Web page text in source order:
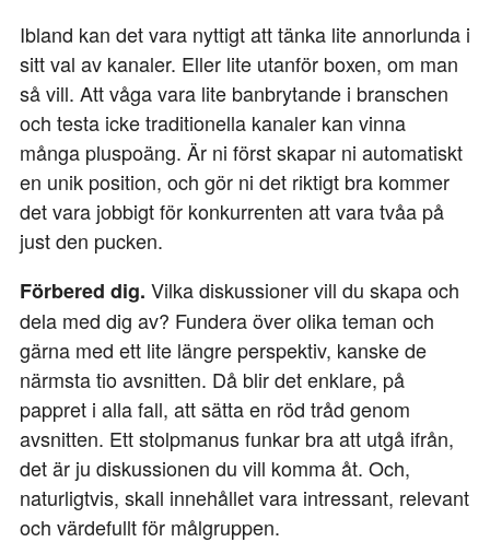
Ibland kan det vara nyttigt att tänka lite annorlunda i
sitt val av kanaler. Eller lite utanför boxen, om man
så vill. Att våga vara lite banbrytande i branschen
och testa icke traditionella kanaler kan vinna
många pluspoäng. Är ni först skapar ni automatiskt
en unik position, och gör ni det riktigt bra kommer
det vara jobbigt för konkurrenten att vara tvåa på
just den pucken.
Förbered dig. Vilka diskussioner vill du skapa och
dela med dig av? Fundera över olika teman och
gärna med ett lite längre perspektiv, kanske de
närmsta tio avsnitten. Då blir det enklare, på
pappret i alla fall, att sätta en röd tråd genom
avsnitten. Ett stolpmanus funkar bra att utgå ifrån,
det är ju diskussionen du vill komma åt. Och,
naturligtvis, skall innehållet vara intressant, relevant
och värdefullt för målgruppen.